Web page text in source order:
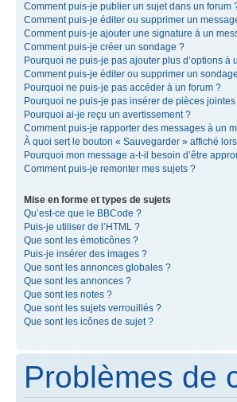
Comment puis-je publier un sujet dans un forum
Comment puis-je éditer ou supprimer un
Comment puis-je ajouter une signature à un
Comment puis-je créer un sondage ?
Pourquoi ne puis-je pas ajouter plus d’options à
Comment puis-je éditer ou supprimer un
Pourquoi ne puis-je pas accéder à un forum ?
Pourquoi ne puis-je pas insérer de pièces jointes
Pourquoi ai-je reçu un avertissement ?
Comment puis-je rapporter des messages à un
À quoi sert le bouton « Sauvegarder » affiché
Pourquoi mon message a-t-il besoin d’être
Comment puis-je remonter mes sujets ?
Mise en forme et types de sujets
Qu’est-ce que le BBCode ?
Puis-je utiliser de l’HTML ?
Que sont les émoticônes ?
Puis-je insérer des images ?
Que sont les annonces globales ?
Que sont les annonces ?
Que sont les notes ?
Que sont les sujets verrouillés ?
Que sont les icônes de sujet ?
Problèmes de